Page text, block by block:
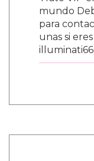
mundo
para
unas si